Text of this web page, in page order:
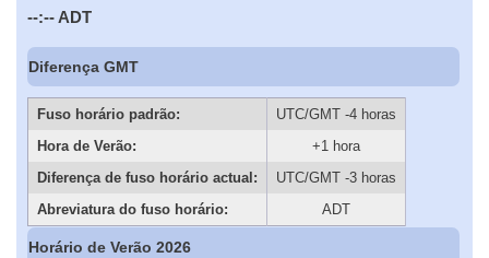
--:-- ADT
Diferença GMT
Fuso horário padrão:
UTC/GMT -4 horas
Hora de Verão:
+1 hora
Diferença de fuso horário actual:
UTC/GMT -3 horas
Abreviatura do fuso horário:
ADT
Horário de Verão 2026